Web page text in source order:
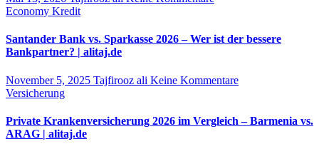
Economy Kredit
Santander Bank vs. Sparkasse 2026 – Wer ist der bessere
Bankpartner? | alitaj.de
November 5, 2025 Tajfirooz ali Keine Kommentare
Versicherung
Private Krankenversicherung 2026 im Vergleich – Barmenia vs.
ARAG | alitaj.de